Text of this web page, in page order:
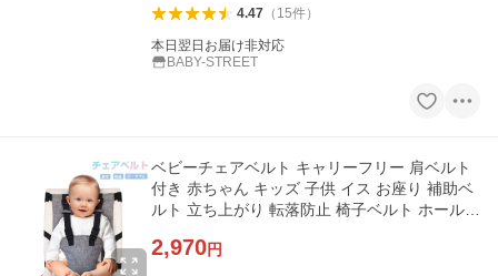
4.47（ 15件）
本日翌日お届け非対応
BABY-STREET
ベビーチェアベルト キャリーフリー 肩ベルト
付き 赤ちゃん キッズ 子供 イス お座り 補助ベ
ルト 立ち上がり 転落防止 椅子ベルト ホールド
2,970円